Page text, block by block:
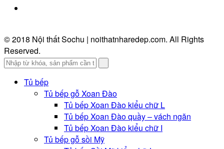
© 2018 Nội thất Sochu | noithatnharedep.com. All Rights
Reserved.
Tủ bếp
Tủ bếp gỗ Xoan Đào
Tủ bếp Xoan Đào kiểu chữ L
Tủ bếp Xoan Đào quầy – vách ngăn
Tủ bếp Xoan Đào kiểu chữ I
Tủ bếp gỗ sồi Mỹ